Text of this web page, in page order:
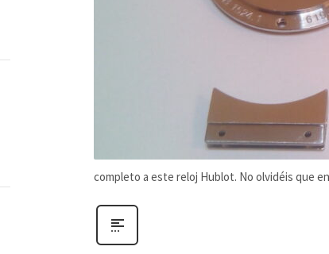
completo a este reloj Hublot. No olvidéis que